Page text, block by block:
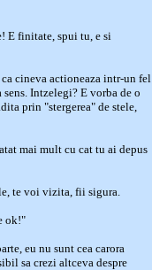
E finitate, spui tu, e si
cineva actioneaza intr-un fel
Intzelegi? E vorba de o
prin "stergerea" de stele,
mai mult cu cat tu ai depus
te voi vizita, fii sigura.
ok!"
eu nu sunt cea carora
sa crezi altceva despre